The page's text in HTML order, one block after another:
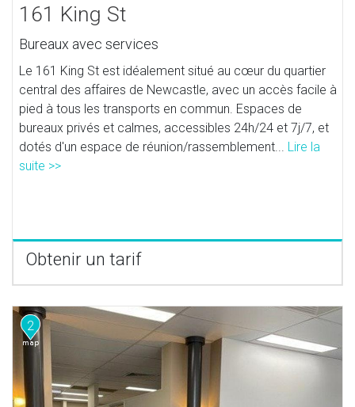
161 King St
Bureaux avec services
Le 161 King St est idéalement situé au cœur du quartier
central des affaires de Newcastle, avec un accès facile à
pied à tous les transports en commun. Espaces de
bureaux privés et calmes, accessibles 24h/24 et 7j/7, et
dotés d'un espace de réunion/rassemblement... Lire la
suite >>
Obtenir un tarif
2